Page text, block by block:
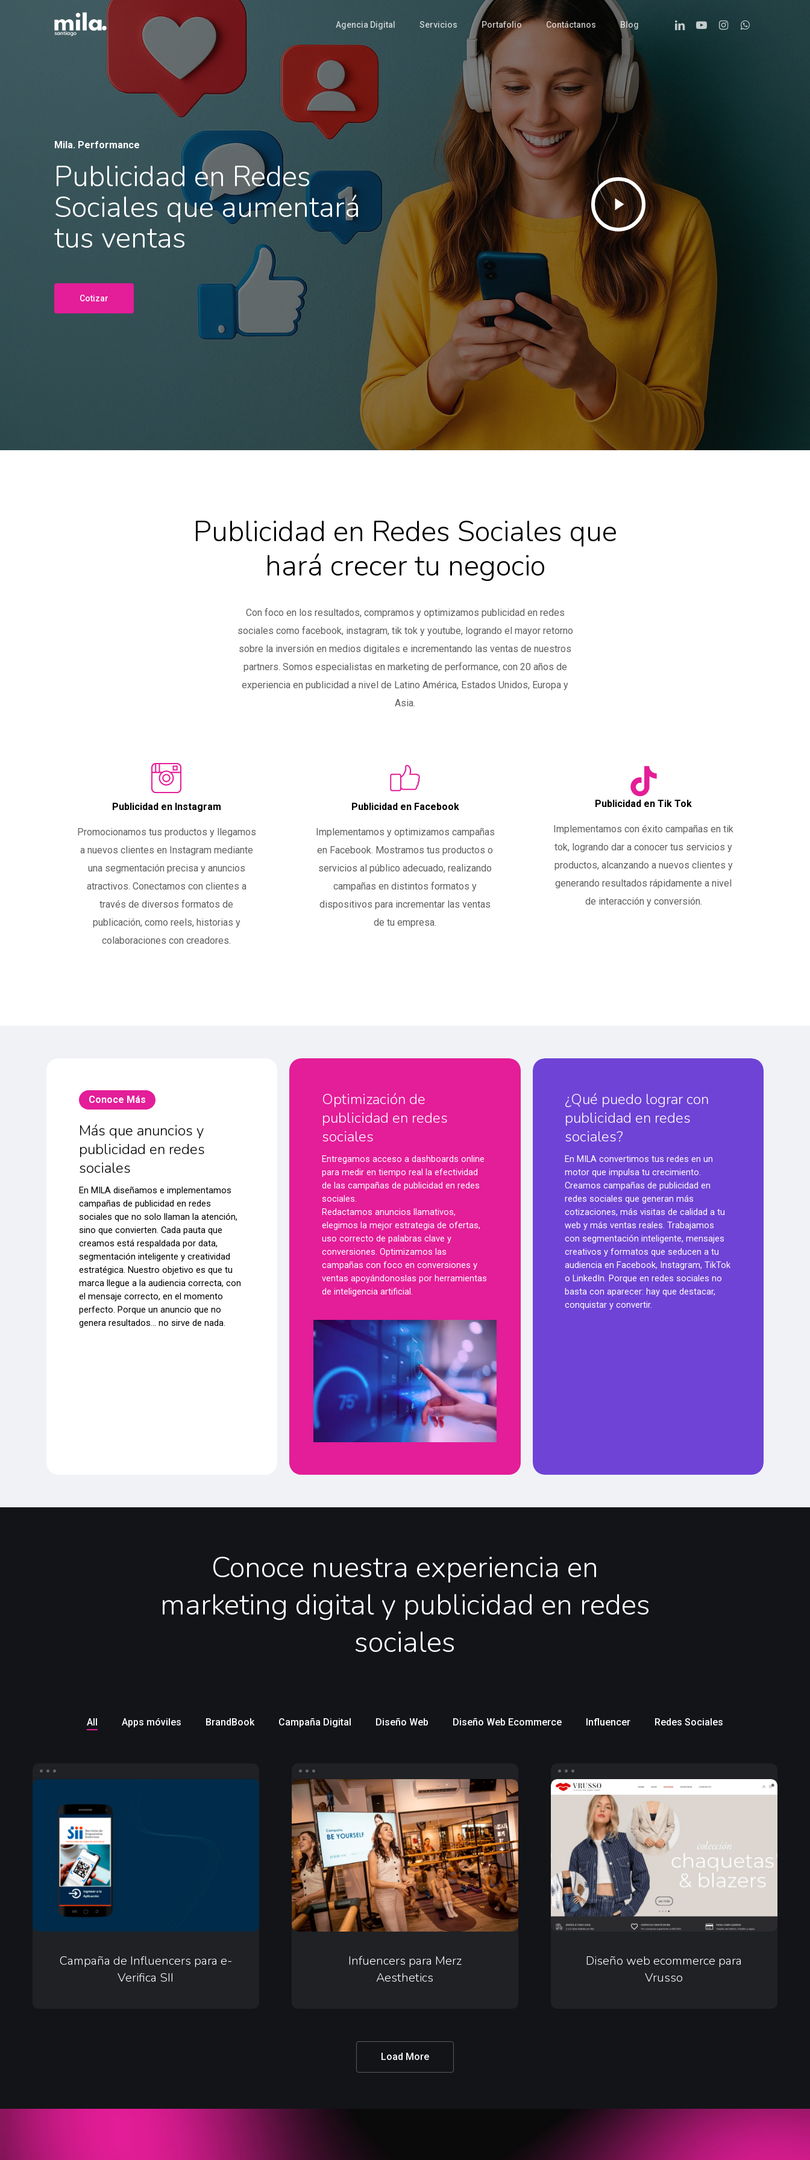
Agencia Digital Servicios Portafolio Contáctanos Blog LinkedinYoutubeInstagramWhatsapp
Mila. Performance
Publicidad en Redes
Sociales que aumentará
tus ventas
Cotizar
Play
Video
Publicidad en Redes Sociales que
hará crecer tu negocio
Con foco en los resultados, compramos y optimizamos publicidad en redes
sociales como facebook, instagram, tik tok y youtube, logrando el mayor retorno
sobre la inversión en medios digitales e incrementando las ventas de nuestros
partners. Somos especialistas en marketing de performance, con 20 años de
experiencia en publicidad a nivel de Latino América, Estados Unidos, Europa y
Asia.
Publicidad en Instagram
Promocionamos tus productos y llegamos
a nuevos clientes en Instagram mediante
una segmentación precisa y anuncios
atractivos. Conectamos con clientes a
través de diversos formatos de
publicación, como reels, historias y
colaboraciones con creadores.
Publicidad en Facebook
Implementamos y optimizamos campañas
en Facebook. Mostramos tus productos o
servicios al público adecuado, realizando
campañas en distintos formatos y
dispositivos para incrementar las ventas
de tu empresa.
Publicidad en Tik Tok
Implementamos con éxito campañas en tik
tok, logrando dar a conocer tus servicios y
productos, alcanzando a nuevos clientes y
generando resultados rápidamente a nivel
de interacción y conversión.
Conoce Más
Más que anuncios y
publicidad en redes
sociales
En MILA diseñamos e implementamos
campañas de publicidad en redes
sociales que no solo llaman la atención,
sino que convierten. Cada pauta que
creamos está respaldada por data,
segmentación inteligente y creatividad
estratégica. Nuestro objetivo es que tu
marca llegue a la audiencia correcta, con
el mensaje correcto, en el momento
perfecto. Porque un anuncio que no
genera resultados… no sirve de nada.
Optimización de
publicidad en redes
sociales
Entregamos acceso a dashboards online
para medir en tiempo real la efectividad
de las campañas de publicidad en redes
sociales.
Redactamos anuncios llamativos,
elegimos la mejor estrategia de ofertas,
uso correcto de palabras clave y
conversiones. Optimizamos las
campañas con foco en conversiones y
ventas apoyándonoslas por herramientas
de inteligencia artificial.
¿Qué puedo lograr con
publicidad en redes
sociales?
En MILA convertimos tus redes en un
motor que impulsa tu crecimiento.
Creamos campañas de publicidad en
redes sociales que generan más
cotizaciones, más visitas de calidad a tu
web y más ventas reales. Trabajamos
con segmentación inteligente, mensajes
creativos y formatos que seducen a tu
audiencia en Facebook, Instagram, TikTok
o LinkedIn. Porque en redes sociales no
basta con aparecer: hay que destacar,
conquistar y convertir.
Conoce nuestra experiencia en
marketing digital y publicidad en redes
sociales
All Apps móviles BrandBook Campaña Digital Diseño Web Diseño Web Ecommerce Influencer Redes Sociales
Campaña
Influencers
Verifica
de
Influencers
Campaña de Influencers para e-
Verifica SII
Infuencers
para
Merz
Aesthetics
para
Merz
Infuencers para Merz
Aesthetics
Diseño
ecommerce
Vrusso
web
ecommerce
Diseño web ecommerce para
Vrusso
Load More